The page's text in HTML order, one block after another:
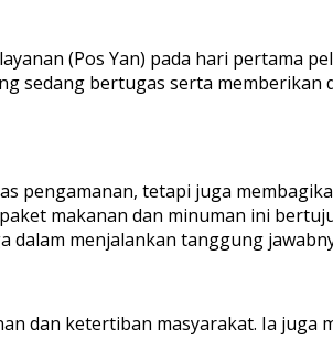
(Pos Yan) pada hari pertama
sedang bertugas serta memberikan
pengamanan, tetapi juga
makanan dan minuman ini
dalam menjalankan tanggung
dan ketertiban masyarakat. Ia juga